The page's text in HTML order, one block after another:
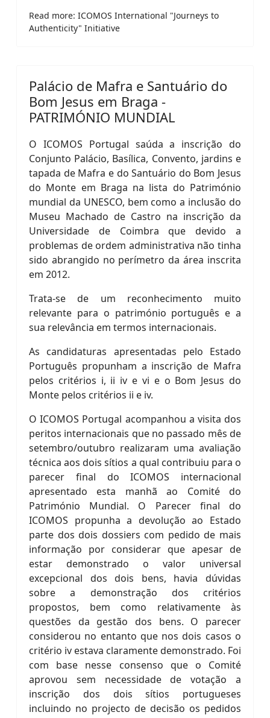
Read more: ICOMOS International "Journeys to
Authenticity" Initiative
Palácio de Mafra e Santuário do
Bom Jesus em Braga -
PATRIMÓNIO MUNDIAL
O ICOMOS Portugal saúda a inscrição do
Conjunto Palácio, Basílica, Convento, jardins e
tapada de Mafra e do Santuário do Bom Jesus
do Monte em Braga na lista do Património
mundial da UNESCO, bem como a inclusão do
Museu Machado de Castro na inscrição da
Universidade de Coimbra que devido a
problemas de ordem administrativa não tinha
sido abrangido no perímetro da área inscrita
em 2012.
Trata-se de um reconhecimento muito
relevante para o património português e a
sua relevância em termos internacionais.
As candidaturas apresentadas pelo Estado
Português propunham a inscrição de Mafra
pelos critérios i, ii iv e vi e o Bom Jesus do
Monte pelos critérios ii e iv.
O ICOMOS Portugal acompanhou a visita dos
peritos internacionais que no passado mês de
setembro/outubro realizaram uma avaliação
técnica aos dois sítios a qual contribuiu para o
parecer final do ICOMOS internacional
apresentado esta manhã ao Comité do
Património Mundial. O Parecer final do
ICOMOS propunha a devolução ao Estado
parte dos dois dossiers com pedido de mais
informação por considerar que apesar de
estar demonstrado o valor universal
excepcional dos dois bens, havia dúvidas
sobre a demonstração dos critérios
propostos, bem como relativamente às
questões da gestão dos bens. O parecer
considerou no entanto que nos dois casos o
critério iv estava claramente demonstrado. Foi
com base nesse consenso que o Comité
aprovou sem necessidade de votação a
inscrição dos dois sítios portugueses
incluindo no projecto de decisão os pedidos